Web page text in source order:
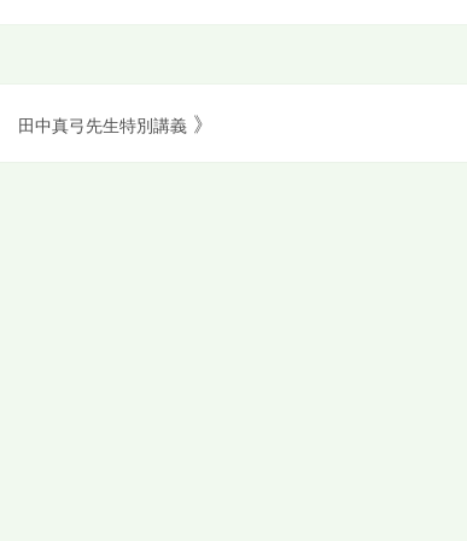
田中真弓先生特別講義 》